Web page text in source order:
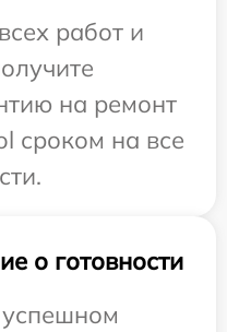
работ и
на ремонт
сроком на все
о готовности